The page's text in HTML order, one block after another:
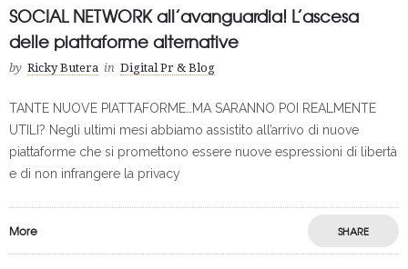
SOCIAL NETWORK all’avanguardia! L’ascesa
delle piattaforme alternative
by Ricky Butera in Digital Pr & Blog
TANTE NUOVE PIATTAFORME…MA SARANNO POI REALMENTE
UTILI? Negli ultimi mesi abbiamo assistito all’arrivo di nuove
piattaforme che si promettono essere nuove espressioni di libertà
e di non infrangere la privacy
More SHARE